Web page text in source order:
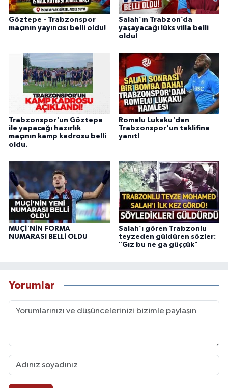
Göztepe - Trabzonspor
maçının yayıncısı belli oldu!
Salah’ın Trabzon’da
yaşayacağı lüks villa belli
oldu!
Trabzonspor'un Göztepe
ile yapacağı hazırlık
maçının kamp kadrosu belli
oldu.
Romelu Lukaku'dan
Trabzonspor'un teklifine
yanıt!
MUÇİ'NİN FORMA
NUMARASI BELLİ OLDU
Salah’ı gören Trabzonlu
teyzeden güldüren sözler:
"Gız bu ne ga güççük"
Yorumlar